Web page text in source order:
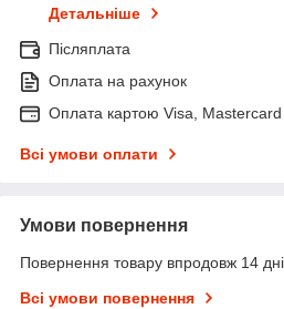
Детальніше
Післяплата
Оплата на рахунок
Оплата картою Visa,
Всі умови оплати
Умови повернення
Повернення товару впродовж 14
Всі умови повернення